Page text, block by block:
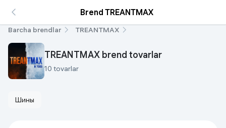
Brend TREANTMAX
Barcha brendlar TREANTMAX
TREANTMAX brend tovarlar
10 tovarlar
Шины